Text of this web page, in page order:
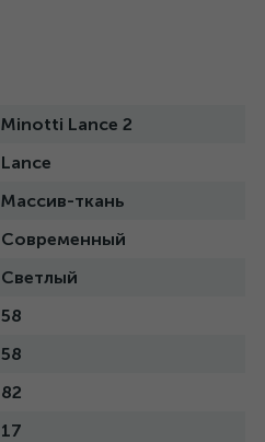
Minotti Lance 2
Lance
Массив-ткань
Современный
Светлый
58
58
82
17